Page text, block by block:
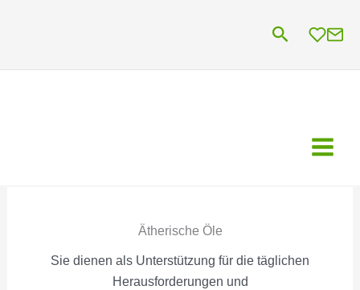
Suchen
Ätherische Öle
Sie dienen als Unterstützung für die täglichen
Herausforderungen und